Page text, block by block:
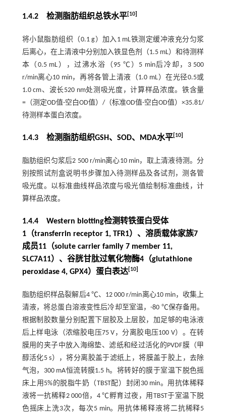
1.4.2 检测脂肪组织总铁水平 [10]
将小鼠脂肪组织（0.1 g）加入1 mL铁测定缓冲液充分匀浆
后离心，在上清液中分别加入铁显色剂（1.5 mL）和待测样
本（0.5 mL），过沸水浴（95 ℃）5 min后冷却，3 500
r/min离心10 min，再将各管上清液（1.0 mL）在光径0.5或
1.0 cm、波长520 nm处测吸光度，计算样品浓度。铁含量
=（测定OD值-空白OD值）/（标准OD值-空白OD值）×35.81/
待测样本蛋白浓度。
1.4.3 检测脂肪组织GSH、SOD、MDA水平 [10]
脂肪组织匀浆后2 500 r/min离心10 min，取上清液待测。分
别按照试剂盒说明书步骤加入待测样品及各试剂，测各管
吸光度。以标准曲线样品浓度与吸光值绘制标准曲线，计
算样品浓度。
1.4.4 Western blotting检测转铁蛋白受体
1（transferrin receptor 1, TFR1）、溶质载体家族7
成员11（solute carrier family 7 member 11,
SLC7A11）、谷胱甘肽过氧化物酶4（glutathione
peroxidase 4, GPX4）蛋白表达[10]
脂肪组织样品裂解后4 ℃、12 000 r/min离心10 min，收集上
清液，将总蛋白溶液变性后冷却至室温，-80 ℃保存备用。
根据制胶数量分别配置下层胶及上层胶，加足够的电泳液
后上样电泳（浓缩胶电压75 V，分离胶电压100 V）。在转
膜用的夹子中放入海绵垫、滤纸和经过活化的PVDF膜（甲
醇活化5 s），将分离胶盖于滤纸上，将膜盖于胶上，去除
气泡，300 mA恒流转膜1.5 h。将转好的膜于室温下脱色摇
床上用5%的脱脂牛奶（TBST配）封闭30 min。用抗体稀释
液将一抗稀释2 000倍，4 ℃孵育过夜，用TBST于室温下脱
色摇床上洗3次，每次5 min。用抗体稀释液将二抗稀释5